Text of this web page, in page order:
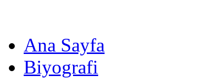
Ana Sayfa
Biyografi